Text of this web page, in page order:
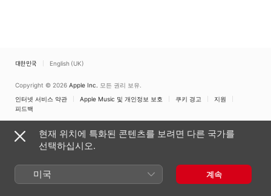
대한민국 English (UK)
Copyright © 2026 Apple Inc. 모든 권리 보유.
인터넷 서비스 약관
Apple Music 및 개인정보 보호 쿠키 경고
지원
피드백
현재 위치에 특화된 콘텐츠를 보려면 다른 국가를
선택하십시오.
미국 계속